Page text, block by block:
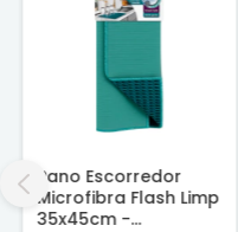
Pano Escorredor
Microfibra Flash Limp
35x45cm -